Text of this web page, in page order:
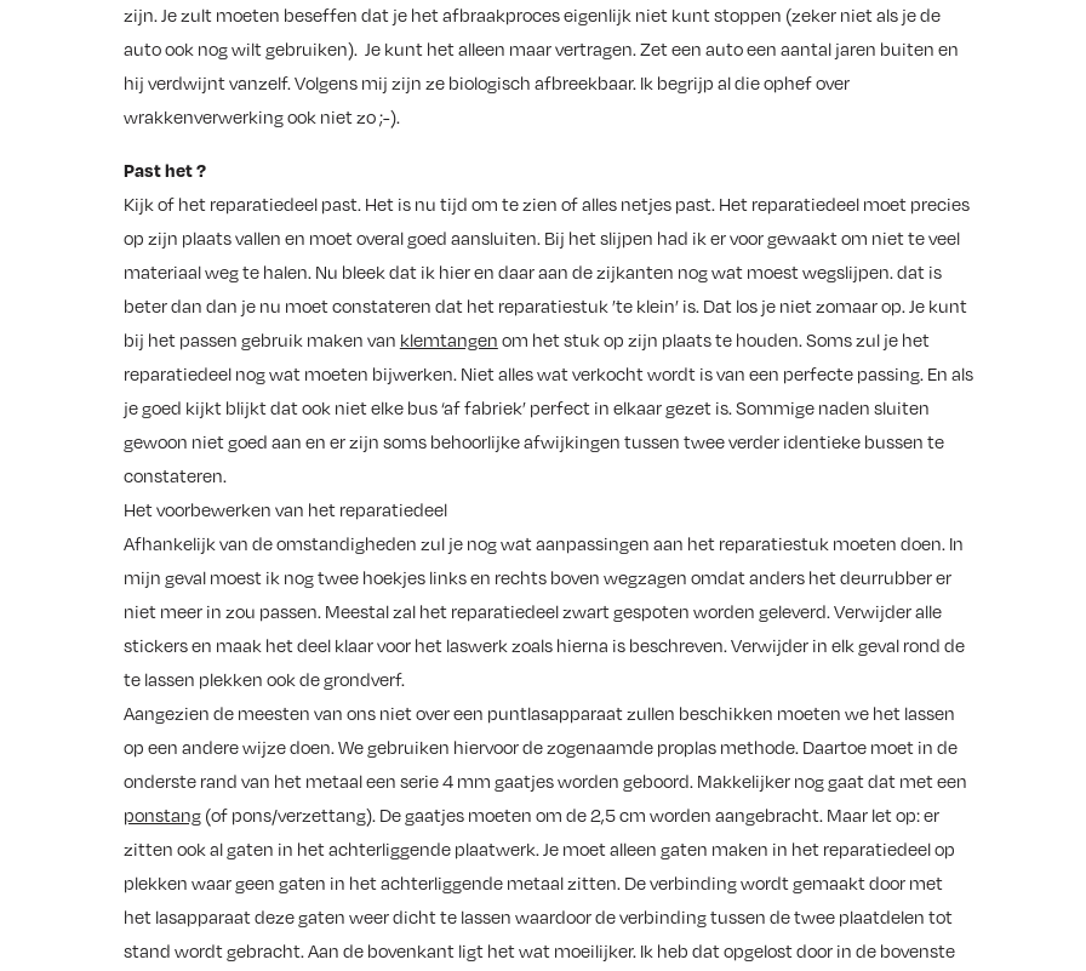
zijn. Je zult moeten beseffen dat je het afbraakproces eigenlijk niet kunt stoppen (zeker niet als je de
auto ook nog wilt gebruiken). Je kunt het alleen maar vertragen. Zet een auto een aantal jaren buiten en
hij verdwijnt vanzelf. Volgens mij zijn ze biologisch afbreekbaar. Ik begrijp al die ophef over
wrakkenverwerking ook niet zo ;-).
Past het ?
Kijk of het reparatiedeel past. Het is nu tijd om te zien of alles netjes past. Het reparatiedeel moet precies
op zijn plaats vallen en moet overal goed aansluiten. Bij het slijpen had ik er voor gewaakt om niet te veel
materiaal weg te halen. Nu bleek dat ik hier en daar aan de zijkanten nog wat moest wegslijpen. dat is
beter dan dan je nu moet constateren dat het reparatiestuk ’te klein’ is. Dat los je niet zomaar op. Je kunt
bij het passen gebruik maken van klemtangen om het stuk op zijn plaats te houden. Soms zul je het
reparatiedeel nog wat moeten bijwerken. Niet alles wat verkocht wordt is van een perfecte passing. En als
je goed kijkt blijkt dat ook niet elke bus ‘af fabriek’ perfect in elkaar gezet is. Sommige naden sluiten
gewoon niet goed aan en er zijn soms behoorlijke afwijkingen tussen twee verder identieke bussen te
constateren.
Het voorbewerken van het reparatiedeel
Afhankelijk van de omstandigheden zul je nog wat aanpassingen aan het reparatiestuk moeten doen. In
mijn geval moest ik nog twee hoekjes links en rechts boven wegzagen omdat anders het deurrubber er
niet meer in zou passen. Meestal zal het reparatiedeel zwart gespoten worden geleverd. Verwijder alle
stickers en maak het deel klaar voor het laswerk zoals hierna is beschreven. Verwijder in elk geval rond de
te lassen plekken ook de grondverf.
Aangezien de meesten van ons niet over een puntlasapparaat zullen beschikken moeten we het lassen
op een andere wijze doen. We gebruiken hiervoor de zogenaamde proplas methode. Daartoe moet in de
onderste rand van het metaal een serie 4 mm gaatjes worden geboord. Makkelijker nog gaat dat met een
ponstang(of pons/verzettang). De gaatjes moeten om de 2,5 cm worden aangebracht. Maar let op: er
zitten ook al gaten in het achterliggende plaatwerk. Je moet alleen gaten maken in het reparatiedeel op
plekken waar geen gaten in het achterliggende metaal zitten. De verbinding wordt gemaakt door met
het lasapparaat deze gaten weer dicht te lassen waardoor de verbinding tussen de twee plaatdelen tot
stand wordt gebracht. Aan de bovenkant ligt het wat moeilijker. Ik heb dat opgelost door in de bovenste